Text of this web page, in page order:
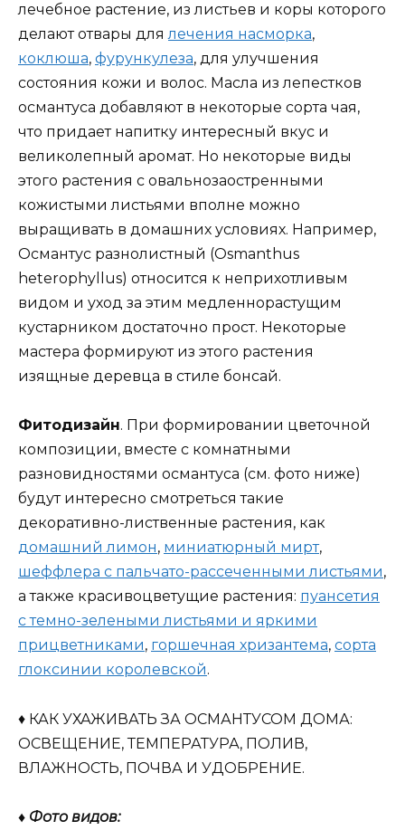
лечебное растение, из листьев и коры которого
делают отвары длялечения насморка,
коклюша, фурункулеза, для улучшения
состояния кожи и волос. Масла из лепестков
османтуса добавляют в некоторые сорта чая,
что придает напитку интересный вкус и
великолепный аромат. Но некоторые виды
этого растения с овальнозаостренными
кожистыми листьями вполне можно
выращивать в домашних условиях. Например,
Османтус разнолистный (Osmanthus
heterophyllus) относится к неприхотливым
видом и уход за этим медленнорастущим
кустарником достаточно прост. Некоторые
мастера формируют из этого растения
изящные деревца в стиле бонсай.
Фитодизайн. При формировании цветочной
композиции, вместе с комнатными
разновидностями османтуса (см. фото ниже)
будут интересно смотреться такие
декоративно-лиственные растения, как
домашний лимон, миниатюрный мирт,
шеффлера с пальчато-рассеченными листьями,
а также красивоцветущие растения: пуансетия
с темно-зелеными листьями и яркими
прицветниками, горшечная хризантема, сорта
глоксинии королевской.
♦ КАК УХАЖИВАТЬ ЗА ОСМАНТУСОМ ДОМА:
ОСВЕЩЕНИЕ, ТЕМПЕРАТУРА, ПОЛИВ,
ВЛАЖНОСТЬ, ПОЧВА И УДОБРЕНИЕ.
♦ Фото видов: